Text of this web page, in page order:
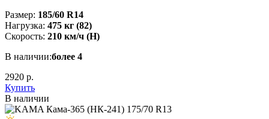
Размер: 185/60 R14
Нагрузка: 475 кг (82)
Скорость: 210 км/ч (H)
В наличии:более 4
2920 р.
Купить
В наличии